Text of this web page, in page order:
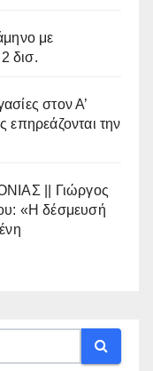
με
δισ.
στον Α’
επηρεάζονται την
|| Γιώργος
«Η δέσμευσή